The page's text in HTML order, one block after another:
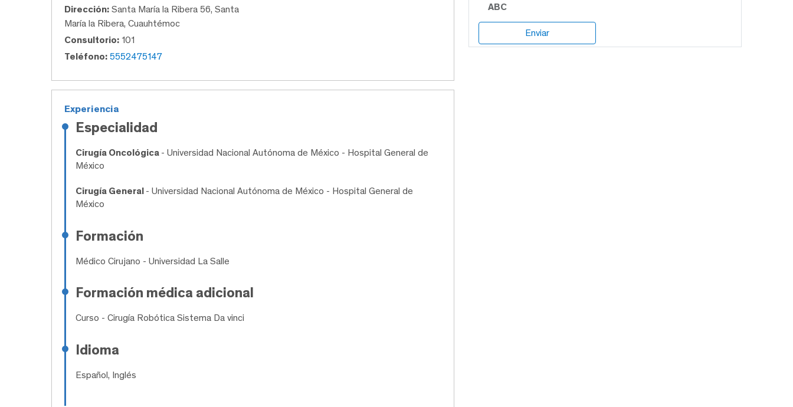
Dirección: Santa María la Ribera 56, Santa
María la Ribera, Cuauhtémoc
Consultorio: 101
Teléfono: 5552475147
Experiencia
Especialidad
Cirugía Oncológica - Universidad Nacional Autónoma de México - Hospital General de
México
Cirugía General - Universidad Nacional Autónoma de México - Hospital General de
México
Formación
Médico Cirujano - Universidad La Salle
Formación médica adicional
Curso - Cirugía Robótica Sistema Da vinci
Idioma
Español, Inglés
ABC